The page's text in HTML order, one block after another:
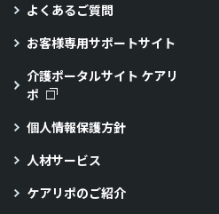
よくあるご質問
お客様専用サポートサイト
介護ポータルサイト ケアリ
ポ
個人情報保護方針
人材サービス
ケアリポのご紹介